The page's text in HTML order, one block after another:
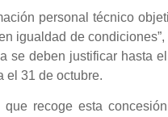
personal técnico
igualdad de
se deben justificar hasta
el 31 de octubre.
recoge esta